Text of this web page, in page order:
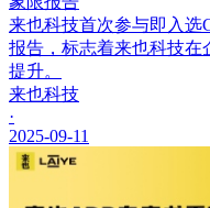
来也科技首次参与即入选
报告，标志着来也科技在
提升。
来也科技
·
2025-09-11